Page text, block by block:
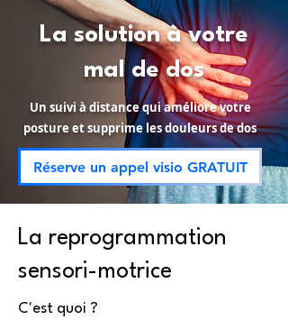
La solution à votre
mal de dos
Un suivi à distance qui améliore votre
posture et supprime les douleurs de dos
Réserve un appel visio GRATUIT
La reprogrammation
sensori-motrice
C'est quoi ?